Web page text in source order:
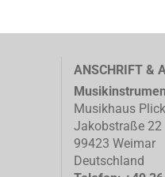
ANSCHRIFT &
Musikhaus
Jakobstraße 22
99423 Weimar
Deutschland